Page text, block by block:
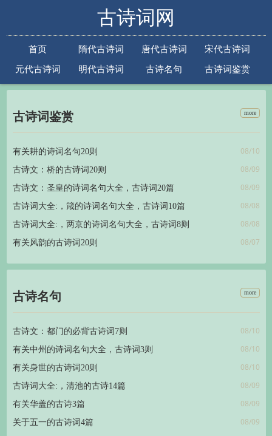
古诗词网
首页 隋代古诗词 唐代古诗词
宋代古诗词
元代古诗词
明代古诗词 古诗名句
古诗词鉴赏
古诗下一句
古诗上一句
古诗词鉴赏 more
有关耕的诗词名句20则 08/10
古诗文：桥的古诗词20则 08/09
古诗文：圣皇的诗词名句大全，古诗词20篇 08/09
古诗词大全:，箴的诗词名句大全，古诗词10篇 08/08
古诗词大全:，两京的诗词名句大全，古诗词8则 08/08
有关风韵的古诗词20则 08/07
古诗名句 more
古诗文：都门的必背古诗词7则 08/10
有关中州的诗词名句大全，古诗词3则 08/10
有关身世的古诗词20则 08/10
古诗词大全:，清池的古诗14篇 08/09
有关华盖的古诗3篇 08/09
关于五一的古诗词4篇 08/09